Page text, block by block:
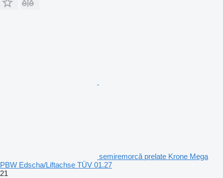
semiremorcă prelate Krone Mega
PBW Edscha/Liftachse TÜV 01.27
21